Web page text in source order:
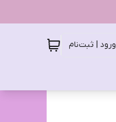
ورود | ثبت‌نام